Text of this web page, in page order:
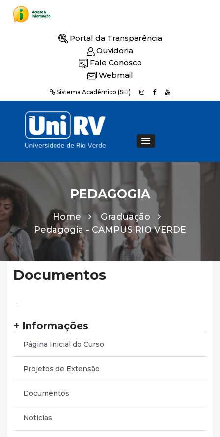
Portal da Transparência
Ouvidoria
Fale Conosco
Webmail
Sistema Acadêmico (SEI)
PEDAGOGIA
Home
Graduação
Pedagogia - CAMPUS RIO VERDE
Documentos
.
+ Informações
Página Inicial do Curso
Projetos de Extensão
Documentos
Notícias